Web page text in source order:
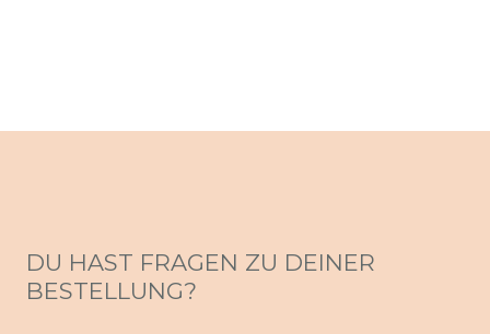
DU HAST FRAGEN ZU DEINER
BESTELLUNG?